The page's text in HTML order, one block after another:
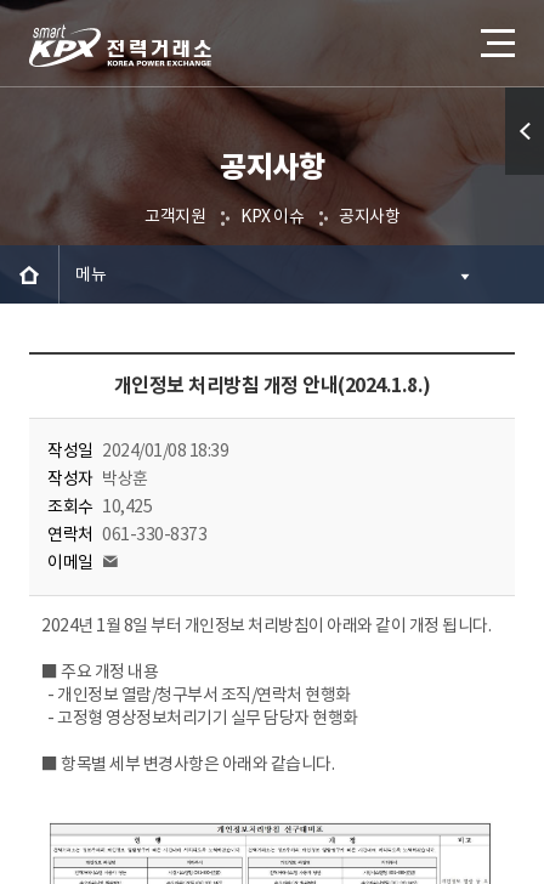
공지사항
고객지원 KPX 이슈 공지사항
메뉴
개인정보 처리방침 개정 안내(2024.1.8.)
작성일 2024/01/08 18:39
작성자 박상훈
조회수 10,425
연락처 061-330-8373
이메일
2024년 1월 8일 부터 개인정보 처리방침이 아래와 같이 개정 됩니다.
■ 주요 개정 내용
- 개인정보 열람/청구부서 조직/연락처 현행화
- 고정형 영상정보처리기기 실무 담당자 현행화
■ 항목별 세부 변경사항은 아래와 같습니다.